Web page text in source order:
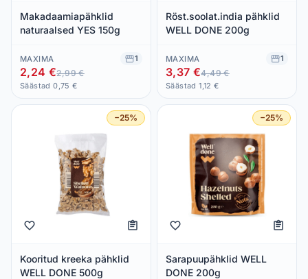
Makadaamiapähklid
naturaalsed YES 150g
MAXIMA 1
2,24 €2,99 €
Säästad 0,75 €
Röst.soolat.india pähklid
WELL DONE 200g
MAXIMA 1
3,37 €4,49 €
Säästad 1,12 €
−25%
Kooritud kreeka pähklid
WELL DONE 500g
−25%
Sarapuupähklid WELL
DONE 200g